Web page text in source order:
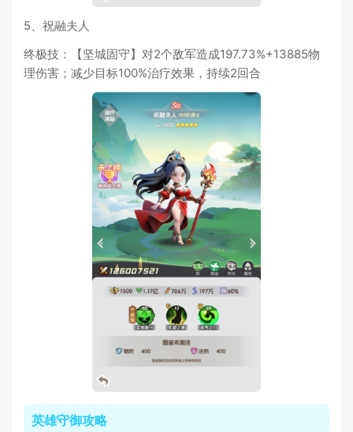
5、祝融夫人
终极技：【坚城固守】对2个敌军造成197.73%+13885物
理伤害；减少目标100%治疗效果，持续2回合
英雄守御攻略